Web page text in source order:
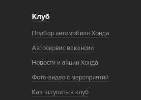
Клуб
Подбор автомобиля Хонда
Автосервис вакансии
Новости и акции Хонда
Фото-видео с мероприятий
Как вступить в клуб